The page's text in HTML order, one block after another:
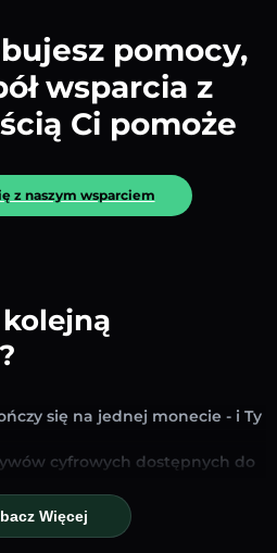
pomocy,
wsparcia z
Ci pomoże
z naszym wsparciem
się na jednej monecie - i Ty
cyfrowych dostępnych do
stablecoinów, obiecujących
tokenów – znajdziesz
Więcej